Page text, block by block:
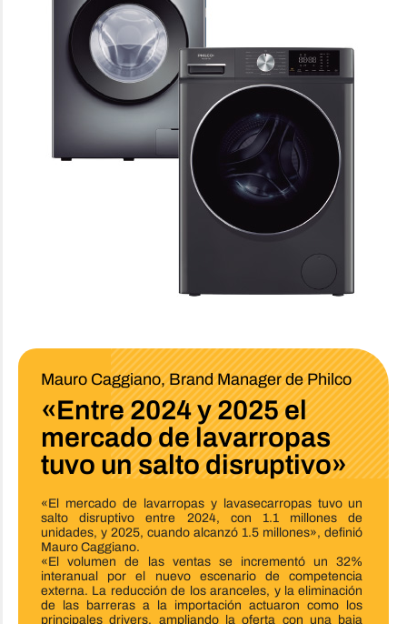
Mauro Caggiano, Brand Manager de Philco
«Entre 2024 y 2025 el
mercado de lavarropas
tuvo un salto disruptivo»
«El mercado de lavarropas y lavasecarropas tuvo un
salto disruptivo entre 2024, con 1.1 millones de
unidades, y 2025, cuando alcanzó 1.5 millones», definió
Mauro Caggiano.
«El volumen de las ventas se incrementó un 32%
interanual por el nuevo escenario de competencia
externa. La reducción de los aranceles, y la eliminación
de las barreras a la importación actuaron como los
principales drivers, ampliando la oferta con una baja